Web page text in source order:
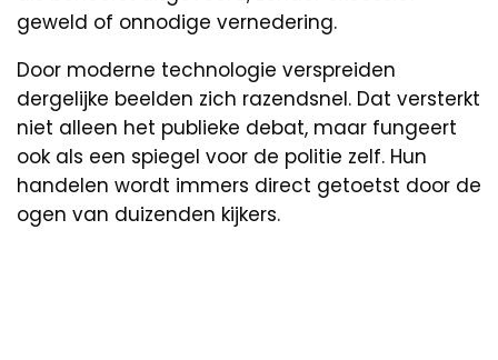
geweld of onnodige vernedering.
Door moderne technologie verspreiden
dergelijke beelden zich razendsnel. Dat versterkt
niet alleen het publieke debat, maar fungeert
ook als een spiegel voor de politie zelf. Hun
handelen wordt immers direct getoetst door de
ogen van duizenden kijkers.